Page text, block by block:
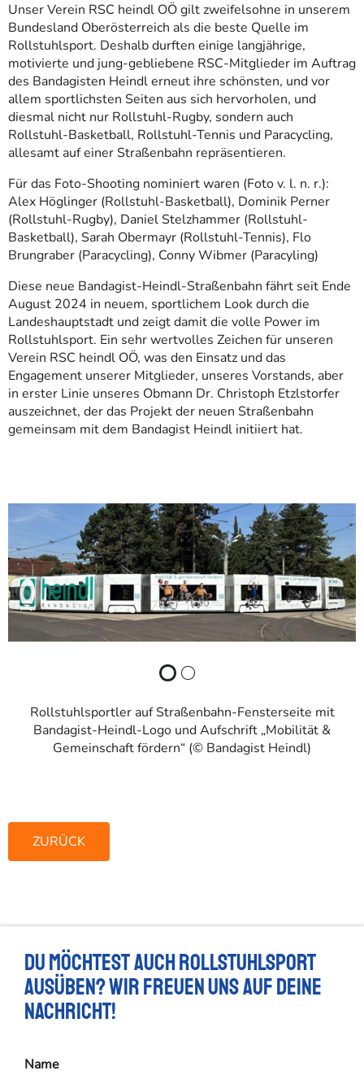
Unser Verein RSC heindl OÖ gilt zweifelsohne in unserem
Bundesland Oberösterreich als die beste Quelle im
Rollstuhlsport. Deshalb durften einige langjährige,
motivierte und jung-gebliebene RSC-Mitglieder im Auftrag
des Bandagisten Heindl erneut ihre schönsten, und vor
allem sportlichsten Seiten aus sich hervorholen, und
diesmal nicht nur Rollstuhl-Rugby, sondern auch
Rollstuhl-Basketball, Rollstuhl-Tennis und Paracycling,
allesamt auf einer Straßenbahn repräsentieren.
Für das Foto-Shooting nominiert waren (Foto v. l. n. r.):
Alex Höglinger (Rollstuhl-Basketball), Dominik Perner
(Rollstuhl-Rugby), Daniel Stelzhammer (Rollstuhl-
Basketball), Sarah Obermayr (Rollstuhl-Tennis), Flo
Brungraber (Paracycling), Conny Wibmer (Paracyling)
Diese neue Bandagist-Heindl-Straßenbahn fährt seit Ende
August 2024 in neuem, sportlichem Look durch die
Landeshauptstadt und zeigt damit die volle Power im
Rollstuhlsport. Ein sehr wertvolles Zeichen für unseren
Verein RSC heindl OÖ, was den Einsatz und das
Engagement unserer Mitglieder, unseres Vorstands, aber
in erster Linie unseres Obmann Dr. Christoph Etzlstorfer
auszeichnet, der das Projekt der neuen Straßenbahn
gemeinsam mit dem Bandagist Heindl initiiert hat.
Rollstuhlsportler auf Straßenbahn-Fensterseite mit
Bandagist-Heindl-Logo und Aufschrift „Mobilität &
Gemeinschaft fördern“ (© Bandagist Heindl)
ZURÜCK
Du möchtest auch Rollstuhlsport
ausüben? Wir freuen uns auf deine
Nachricht!
Name